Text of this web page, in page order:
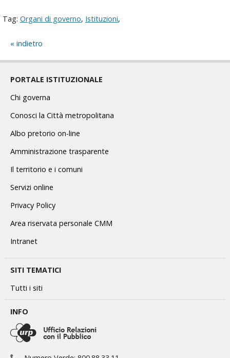
Tag: Organi di governo, Istituzioni,
indietro
PORTALE ISTITUZIONALE
Chi governa
Conosci la Città metropolitana
Albo pretorio on-line
Amministrazione trasparente
Il territorio e i comuni
Servizi online
Privacy Policy
Area riservata personale CMM
Intranet
SITI TEMATICI
Tutti i siti
INFO